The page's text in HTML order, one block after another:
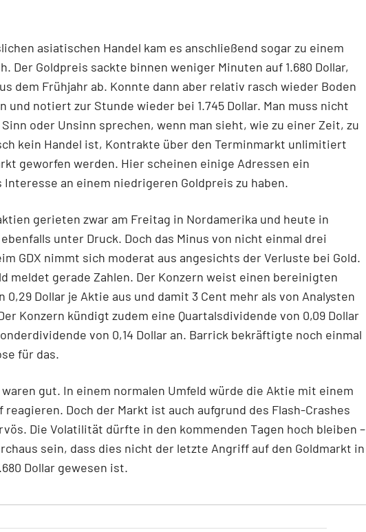
asiatischen Handel kam es anschließend sogar zu einem
Der Goldpreis sackte binnen weniger Minuten auf 1.680 Dollar,
dem Frühjahr ab. Konnte dann aber relativ rasch wieder Boden
und notiert zur Stunde wieder bei 1.745 Dollar. Man muss nicht
oder Unsinn sprechen, wenn man sieht, wie zu einer Zeit, zu
kein Handel ist, Kontrakte über den Terminmarkt unlimitiert
geworfen werden. Hier scheinen einige Adressen ein
Interesse an einem niedrigeren Goldpreis zu haben.
gerieten zwar am Freitag in Nordamerika und heute in
unter Druck. Doch das Minus von nicht einmal drei
GDX nimmt sich moderat aus angesichts der Verluste bei Gold.
meldet gerade Zahlen. Der Konzern weist einen bereinigten
0,29 Dollar je Aktie aus und damit 3 Cent mehr als von Analysten
Konzern kündigt zudem eine Quartalsdividende von 0,09 Dollar
von 0,14 Dollar an. Barrick bekräftigte noch einmal
für das.
waren gut. In einem normalen Umfeld würde die Aktie mit einem
reagieren. Doch der Markt ist auch aufgrund des Flash-Crashes
Die Volatilität dürfte in den kommenden Tagen hoch bleiben –
sein, dass dies nicht der letzte Angriff auf den Goldmarkt in
Dollar gewesen ist.